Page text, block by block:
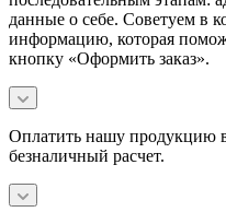
данные о себе. Советуем в
информацию, которая
кнопку «Оформить заказ».
Оплатить нашу продукцию
безналичный расчет.